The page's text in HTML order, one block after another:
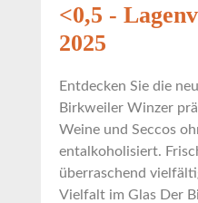
<0,5 -
2025
Entdecken Sie die
Birkweiler Winzer
Weine und Seccos
entalkoholisiert.
überraschend
Vielfalt im Glas Der